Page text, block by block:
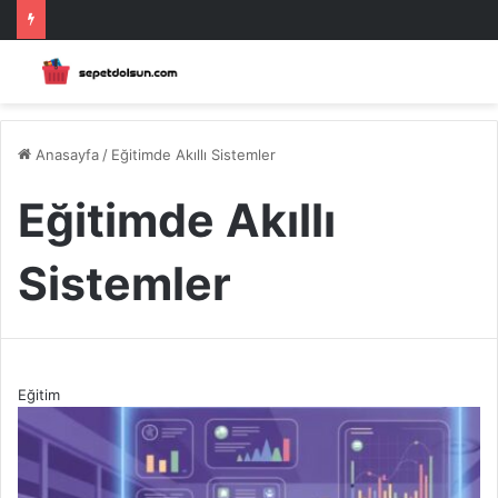
Anasayfa / Eğitimde Akıllı Sistemler
Eğitimde Akıllı
Sistemler
Eğitim